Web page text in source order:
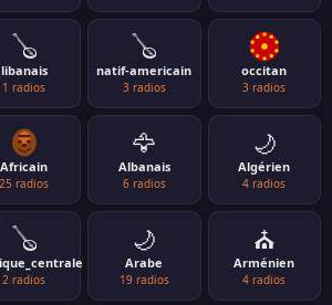
🪕
libanais
1 radios
🪕
natif-americain
3 radios
occitan
3 radios
Africain
25 radios
🦅
Albanais
6 radios
🌙
Algérien
4 radios
🪕
2 radios
🌙
Arabe
19 radios
⛪
Arménien
4 radios